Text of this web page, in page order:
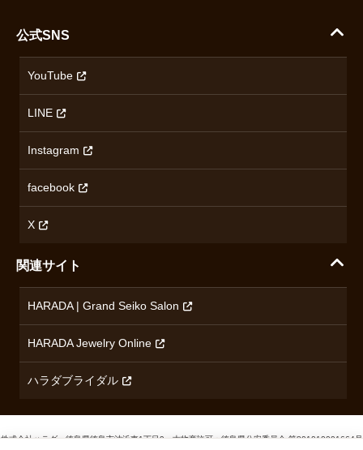
配送・送料について
ハラダの保証とアフターサービス
セイコー
カシオ
オリエントスター
ロンジン
チューダー
ブランド一覧を見る
沿革
プライバシーポリシー
無断転載・商用利用について
コンテンツ制作ポリシーおよび生成AIの利用指針
公式SNS
YouTube
LINE
Instagram
facebook
X
関連サイト
HARADA | Grand Seiko Salon
HARADA Jewelry Online
ハラダブライダル
株式会社ハラダ 徳島県徳島市沖浜東1丁目9 古物商許可：徳島県公安委員会 第801010001664号